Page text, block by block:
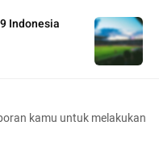
Indonesia
kamu untuk melakukan